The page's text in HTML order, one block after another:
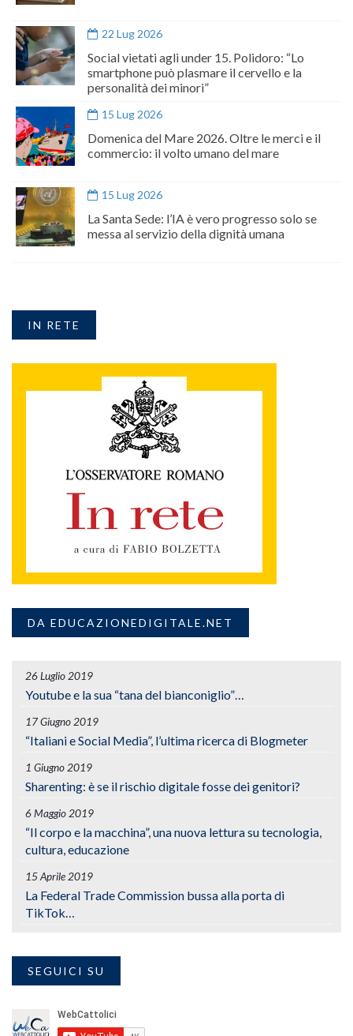
22 Lug 2026
Social vietati agli under 15. Polidoro: “Lo
smartphone può plasmare il cervello e la
personalità dei minori”
15 Lug 2026
Domenica del Mare 2026. Oltre le merci e il
commercio: il volto umano del mare
15 Lug 2026
La Santa Sede: l’IA è vero progresso solo se
messa al servizio della dignità umana
IN RETE
DA EDUCAZIONEDIGITALE.NET
26 Luglio 2019
Youtube e la sua “tana del bianconiglio”…
17 Giugno 2019
“Italiani e Social Media”, l’ultima ricerca di Blogmeter
1 Giugno 2019
Sharenting: è se il rischio digitale fosse dei genitori?
6 Maggio 2019
“Il corpo e la macchina”, una nuova lettura su tecnologia,
cultura, educazione
15 Aprile 2019
La Federal Trade Commission bussa alla porta di
TikTok…
SEGUICI SU